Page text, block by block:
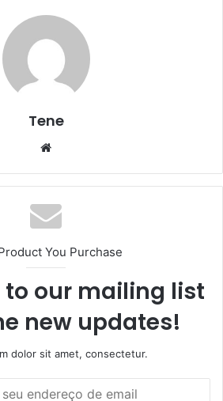
Tene
Website
You Purchase
to our mailing list
new updates!
dolor sit amet, consectetur.